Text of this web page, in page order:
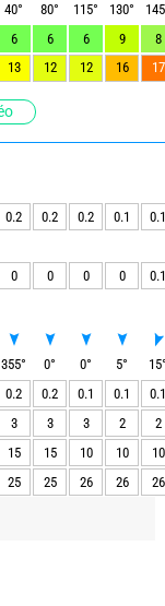
40° 80° 115° 130°
145
6 6 6 9
8
13 12 12 16 17
0.2 0.2 0.2 0.1 0.1
0 0 0 0 0.1
355° 0° 0° 5° 15
0.2 0.2 0.1 0.1
0.1
3 3 3 2
2
15 15 10 10
10
25 25 26 26 26